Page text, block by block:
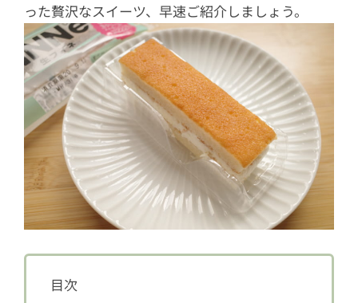
った贅沢なスイーツ、早速ご紹介しましょう。
目次